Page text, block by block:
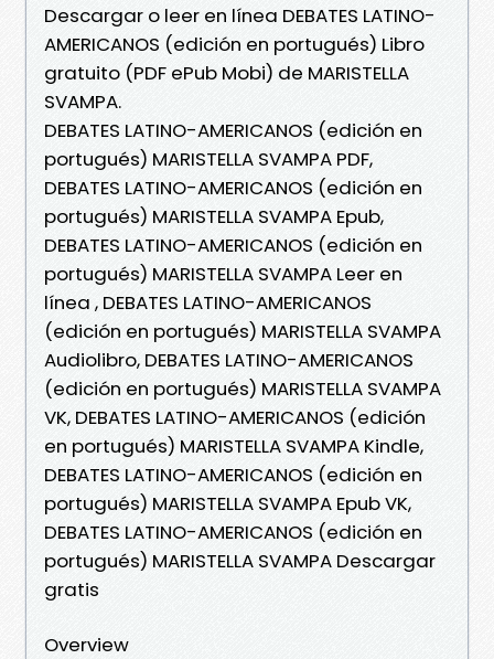
Descargar o leer en línea DEBATES LATINO-
AMERICANOS (edición en portugués) Libro
gratuito (PDF ePub Mobi) de MARISTELLA
SVAMPA.
DEBATES LATINO-AMERICANOS (edición en
portugués) MARISTELLA SVAMPA PDF,
DEBATES LATINO-AMERICANOS (edición en
portugués) MARISTELLA SVAMPA Epub,
DEBATES LATINO-AMERICANOS (edición en
portugués) MARISTELLA SVAMPA Leer en
línea , DEBATES LATINO-AMERICANOS
(edición en portugués) MARISTELLA SVAMPA
Audiolibro, DEBATES LATINO-AMERICANOS
(edición en portugués) MARISTELLA SVAMPA
VK, DEBATES LATINO-AMERICANOS (edición
en portugués) MARISTELLA SVAMPA Kindle,
DEBATES LATINO-AMERICANOS (edición en
portugués) MARISTELLA SVAMPA Epub VK,
DEBATES LATINO-AMERICANOS (edición en
portugués) MARISTELLA SVAMPA Descargar
gratis
Overview